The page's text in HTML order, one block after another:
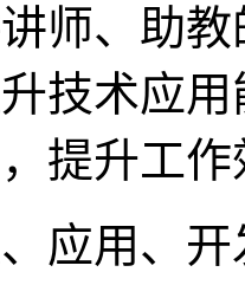
师、助
技术应
提升工作
用、开